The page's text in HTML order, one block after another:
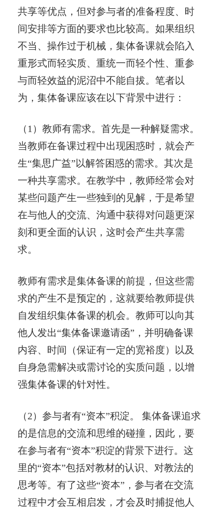
共享等优点，但对参与者的准备程度、时
间安排等方面的要求也比较高。如果组织
不当、操作过于机械，集体备课就会陷入
重形式而轻实质、重统一而轻个性、重参
与而轻效益的泥沼中不能自拔。笔者以
为，集体备课应该在以下背景中进行：
（1）教师有需求。首先是一种解疑需求。
当教师在备课过程中出现困惑时，就会产
生“集思广益”以解答困惑的需求。其次是
一种共享需求。在教学中，教师经常会对
某些问题产生一些独到的见解，于是希望
在与他人的交流、沟通中获得对问题更深
刻和更全面的认识，这时会产生共享需
求。
教师有需求是集体备课的前提，但这些需
求的产生不是预定的，这就要给教师提供
自发组织集体备课的机会。教师可以向其
他人发出“集体备课邀请函”，并明确备课
内容、时间（保证有一定的宽裕度）以及
自身急需解决或需讨论的实质问题，以增
强集体备课的针对性。
（2）参与者有“资本”积淀。 集体备课追求
的是信息的交流和思维的碰撞，因此，要
在参与者有“资本”积淀的背景下进行。这
里的“资本”包括对教材的认识、对教法的
思考等。有了这些“资本”，参与者在交流
过程中才会互相启发，才会及时捕捉他人